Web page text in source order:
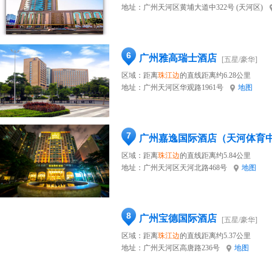
地址： 广州天河区黄埔大道中322号 (天河区)
6 广州雅高瑞士酒店
[五星/豪华]
区域：距离珠江边的直线距离约6.28公里
地址： 广州天河区华观路1961号 地图
7 广州嘉逸国际酒店（天河体育
区域：距离珠江边的直线距离约5.84公里
地址： 广州天河区天河北路468号 地图
8 广州宝德国际酒店
[五星/豪华]
区域：距离珠江边的直线距离约5.37公里
地址： 广州天河区高唐路236号 地图